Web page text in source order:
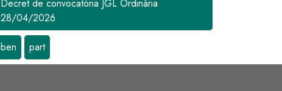
Decret de convocatòria JGL Ordinària
28/04/2026
ben part